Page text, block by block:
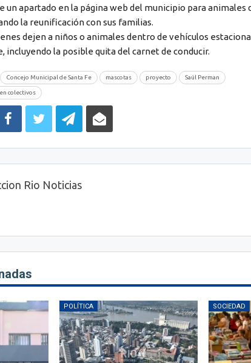
un apartado en la página web del municipio para animales
la reunificación con sus familias.
dejen a niños o animales dentro de vehículos
incluyendo la posible quita del carnet de conducir.
Concejo Municipal de Santa Fe mascotas proyecto Saúl Perman
colectivos
Rio Noticias
POLÍTICA SOCIEDAD